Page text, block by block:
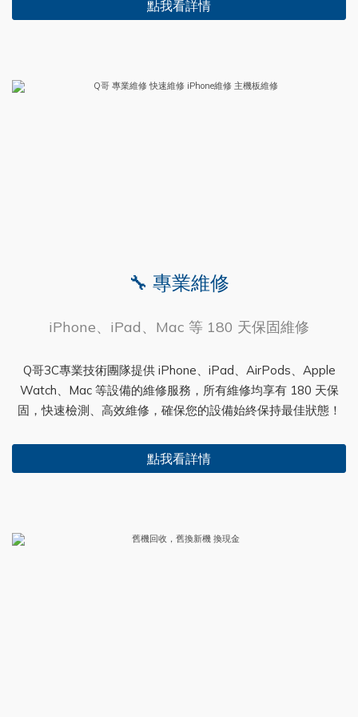
點我看詳情
🔧 專業維修
iPhone、iPad、Mac 等 180 天保固維修
Q哥3C專業技術團隊提供 iPhone、iPad、AirPods、Apple
Watch、Mac 等設備的維修服務，所有維修均享有 180 天保
固，快速檢測、高效維修，確保您的設備始終保持最佳狀態！
點我看詳情